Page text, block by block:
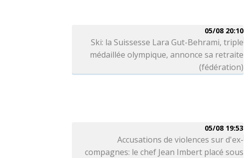
05/08 20:10
Ski: la Suissesse Lara Gut-Behrami, triple
médaillée olympique, annonce sa retraite
(fédération)
05/08 19:53
Accusations de violences sur d'ex-
compagnes: le chef Jean Imbert placé sous